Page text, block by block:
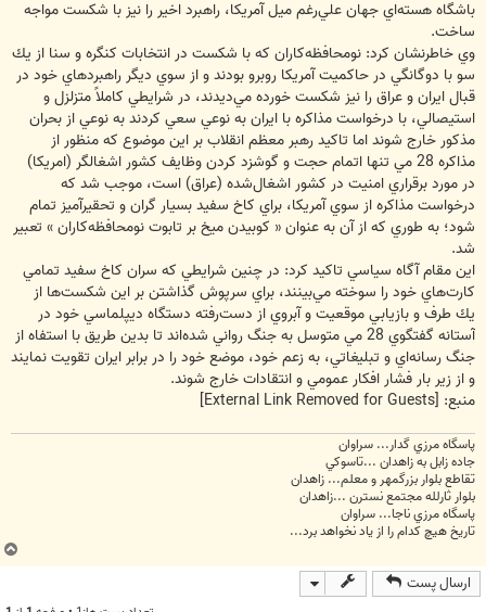
باشگاه هسته‌اي جهان علي‌رغم ميل آمريكا، راهبرد اخير را نيز با شكست مواجه
ساخت.
وي خاطرنشان كرد: نومحافظه‌كاران كه با شكست در انتخابات كنگره و سنا از يك
سو با دوگانگي در حاكميت آمريكا روبرو بودند و از سوي ديگر راهبردهاي خود در
قبال ايران و عراق را نيز شكست خورده مي‌ديدند، در شرايطي كاملاً متزلزل و
استيصالي، با درخواست مذاكره با ايران به نوعي سعي كردند به نوعي از بحران
مذكور خارج شوند اما تاكيد رهبر معظم انقلاب بر اين موضوع كه منظور از
مذاكره 28 مي تنها اتمام حجت و گوشزد كردن وظايف كشور اشغالگر (امريكا)
در مورد برقراري امنيت در كشور اشغال‌شده (عراق) است، موجب شد كه
درخواست مذاكره از سوي آمريكا، براي كاخ سفيد بسيار گران و تحقير‌آميز تمام
شود؛ به طوري كه از آن به عنوان « كوبيدن ميخ بر تابوت نومحافظه‌كاران » تعبير
شد.
اين مقام آگاه سياسي تاكيد كرد: در چنين شرايطي كه سران كاخ سفيد تمامي
كارت‌هاي خود را سوخته مي‌بينند، براي سرپوش گذاشتن بر اين شكست‌ها از
يك طرف و بازيابي موقعيت و آبروي از دست‌رفته‌ دستگاه ديپلماسي خود در
آستانه گفتگوي 28 مي متوسل به جنگ رواني شده‌اند تا بدين طريق با استفاه از
جنگ رسانه‌اي و تبليغاتي، به زعم خود، موضع خود را در برابر ايران تقويت نمايند
و از زير بار فشار افكار عمومي و انتقادات خارج شوند.
منبع: [External Link Removed for Guests]
پاسگاه مرزي گدار... سراوان
جاده زابل به زاهدان ...تاسوکي
تقاطع بلوار بزرگمهر و معلم... زاهدان
بلوار ثارلله مجتمع نسترن ...زاهدان
پاسگاه مرزي ناجا... سراوان
تاريخ هيچ کدام را از ياد نخواهد برد...
ارسال پست